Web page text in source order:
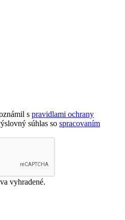
s pravidlami ochrany
súhlas so spracovaním
vyhradené.